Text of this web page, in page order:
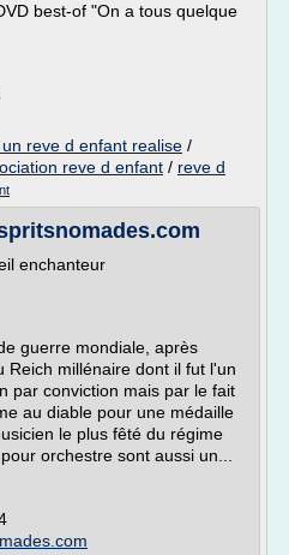
best-of "On a tous quelque
reve d enfant realise /
reve d enfant / reve d
enchanteur
guerre mondiale, après
Reich millénaire dont il fut l'un
par conviction mais par le fait
au diable pour une médaille
le plus fêté du régime
orchestre sont aussi un...